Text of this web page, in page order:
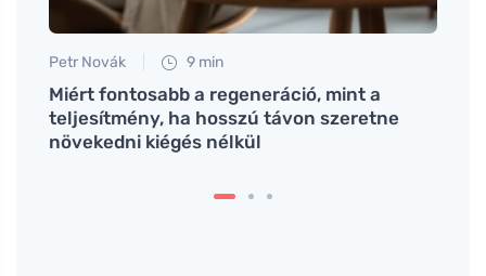
Petr Novák 9 min
Miért fontosabb a regeneráció, mint a
teljesítmény, ha hosszú távon szeretne
növekedni kiégés nélkül